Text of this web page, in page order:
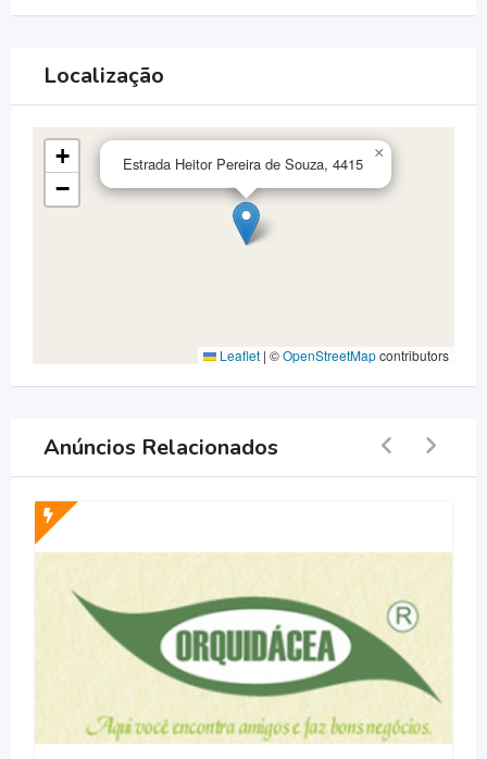
Localização
Estrada Heitor Pereira de Souza, 4415
×
+
−
Leaflet | ©OpenStreetMapcontributors
Anúncios Relacionados